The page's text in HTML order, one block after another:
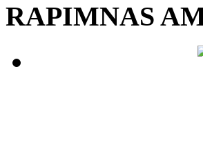
RAPIMNAS